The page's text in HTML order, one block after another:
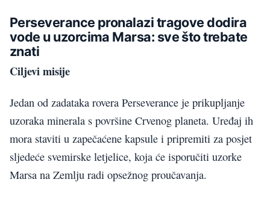
Perseverance pronalazi tragove dodira
vode u uzorcima Marsa: sve što trebate
znati
Ciljevi misije
Jedan od zadataka rovera Perseverance je prikupljanje
uzoraka minerala s površine Crvenog planeta. Uređaj ih
mora staviti u zapečaćene kapsule i pripremiti za posjet
sljedeće svemirske letjelice, koja će isporučiti uzorke
Marsa na Zemlju radi opsežnog proučavanja.